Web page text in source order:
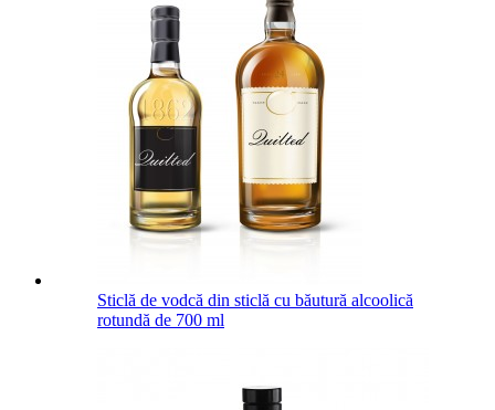
Sticlă de vodcă din sticlă cu băutură alcoolică
rotundă de 700 ml